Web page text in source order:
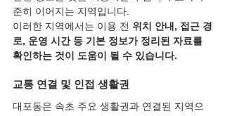
준히 이어지는 지역입니다.
이러한 지역에서는 이용 전 위치 안내, 접근 경
로, 운영 시간 등 기본 정보가 정리된 자료를
확인하는 것이 도움이 될 수 있습니다.
교통 연결 및 인접 생활권
대포동은 속초 주요 생활권과 연결된 지역으